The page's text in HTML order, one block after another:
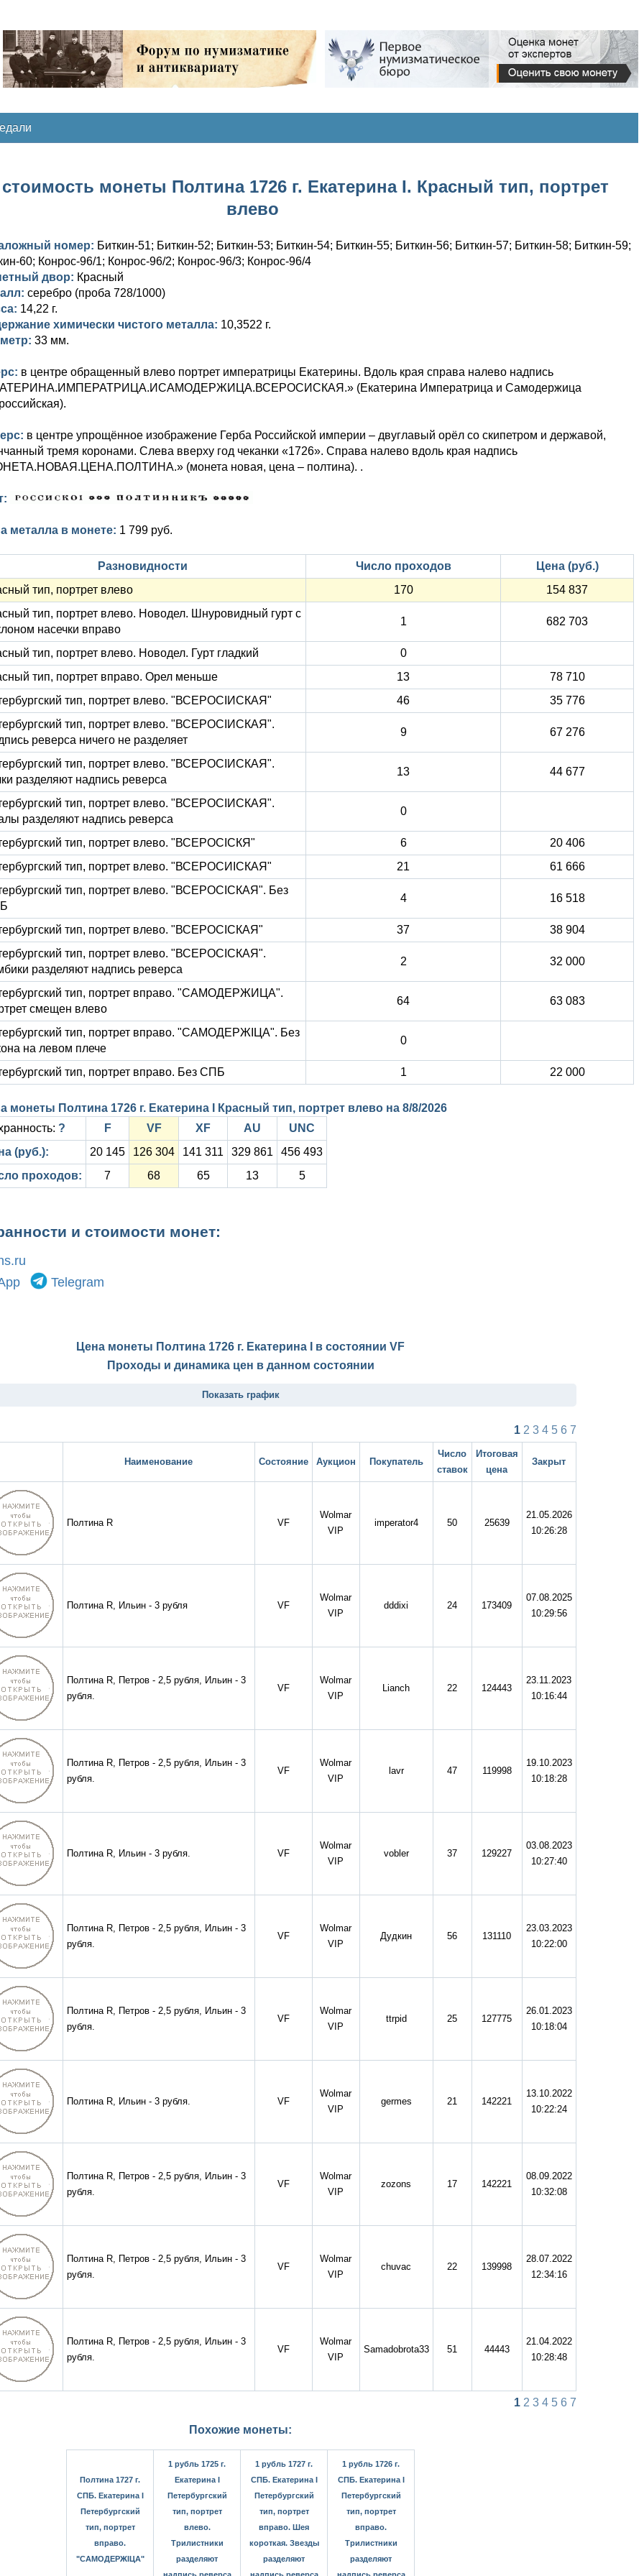
монеты Полтина 1726 г. Екатерина I. Красный тип, портрет
влево
номер: Биткин-51; Биткин-52; Биткин-53; Биткин-54; Биткин-55; Биткин-56; Биткин-57; Биткин-58; Биткин-59;
60; Конрос-96/1; Конрос-96/2; Конрос-96/3; Конрос-96/4
двор: Красный
серебро (проба 728/1000)
14,22 г.
химически чистого металла: 10,3522 г.
33 мм.
в центре обращенный влево портрет императрицы Екатерины. Вдоль края справа налево надпись
(Екатерина Императрица и Самодержица
в центре упрощённое изображение Герба Российской империи – двуглавый орёл со скипетром и державой,
тремя коронами. Слева вверху год чеканки «1726». Справа налево вдоль края надпись
(монета новая, цена – полтина). .
металла в монете: 1 799 руб.
Разновидности Число проходов
Цена (руб.)
тип, портрет влево
170
154 837
тип, портрет влево. Новодел. Шнуровидный гурт с
насечки вправо
1 682 703
тип, портрет влево. Новодел. Гурт гладкий
0
тип, портрет вправо. Орел меньше
13
78 710
тип, портрет влево. "ВСЕРОСIИСКАЯ"
46
35 776
тип, портрет влево. "ВСЕРОСIИСКАЯ".
реверса ничего не разделяет
9 67 276
тип, портрет влево. "ВСЕРОСIИСКАЯ".
разделяют надпись реверса
13 44 677
тип, портрет влево. "ВСЕРОСIИСКАЯ".
разделяют надпись реверса
0
тип, портрет влево. "ВСЕРОСIСКЯ" 6
20 406
тип, портрет влево. "ВСЕРОСИIСКАЯ"
21
61 666
тип, портрет влево. "ВСЕРОСIСКАЯ". Без
4 16 518
тип, портрет влево. "ВСЕРОСIСКАЯ" 37
38 904
тип, портрет влево. "ВСЕРОСIСКАЯ".
разделяют надпись реверса
2 32 000
тип, портрет вправо. "САМОДЕРЖИЦА".
смещен влево
64 63 083
тип, портрет вправо. "САМОДЕРЖIЦА". Без
на левом плече
0
тип, портрет вправо. Без СПБ 1 22 000
монеты Полтина 1726 г. Екатерина I Красный тип, портрет влево на 8/8/2026
? F VF XF AU
UNC
(руб.):
20 145 126 304 141 311 329 861
456 493
проходов:
7 68 65 13 5
и стоимости монет:
Telegram
Цена монеты Полтина 1726 г. Екатерина I в состоянии VF
Проходы и динамика цен в данном состоянии
Показать график
1 2 3 4 5 6 7
Наименование Состояние Аукцион Покупатель
Число
ставок
Итоговая
цена
Закрыт
Полтина R VF
Wolmar
VIP
imperator4 50 25639
21.05.2026
10:26:28
Полтина R, Ильин - 3 рубля VF
Wolmar
VIP
dddixi 24 173409
07.08.2025
10:29:56
Полтина R, Петров - 2,5 рубля, Ильин - 3
рубля.
VF
Wolmar
VIP
Lianch 22 124443
23.11.2023
10:16:44
Полтина R, Петров - 2,5 рубля, Ильин - 3
рубля.
VF
Wolmar
VIP
lavr 47 119998
19.10.2023
10:18:28
Полтина R, Ильин - 3 рубля. VF
Wolmar
VIP
vobler 37 129227
03.08.2023
10:27:40
Полтина R, Петров - 2,5 рубля, Ильин - 3
рубля.
VF
Wolmar
VIP
Дудкин 56 131110
23.03.2023
10:22:00
Полтина R, Петров - 2,5 рубля, Ильин - 3
рубля.
VF
Wolmar
VIP
ttrpid 25 127775
26.01.2023
10:18:04
Полтина R, Ильин - 3 рубля. VF
Wolmar
VIP
germes 21 142221
13.10.2022
10:22:24
Полтина R, Петров - 2,5 рубля, Ильин - 3
рубля.
VF
Wolmar
VIP
zozons 17 142221
08.09.2022
10:32:08
Полтина R, Петров - 2,5 рубля, Ильин - 3
рубля.
VF
Wolmar
VIP
chuvac 22 139998
28.07.2022
12:34:16
Полтина R, Петров - 2,5 рубля, Ильин - 3
рубля.
VF
Wolmar
VIP
Samadobrota33 51 44443
21.04.2022
10:28:48
1 2 3 4 5 6 7
Похожие монеты:
Полтина 1727 г.
СПБ. Екатерина I
Петербургский
тип, портрет
вправо.
"САМОДЕРЖIЦА"
1 рубль 1725 г.
Екатерина I
Петербургский
тип, портрет
влево.
Трилистники
разделяют
1 рубль 1727 г.
СПБ. Екатерина I
Петербургский
тип, портрет
вправо. Шея
короткая. Звезды
разделяют
1 рубль 1726 г.
СПБ. Екатерина I
Петербургский
тип, портрет
вправо.
Трилистники
разделяют